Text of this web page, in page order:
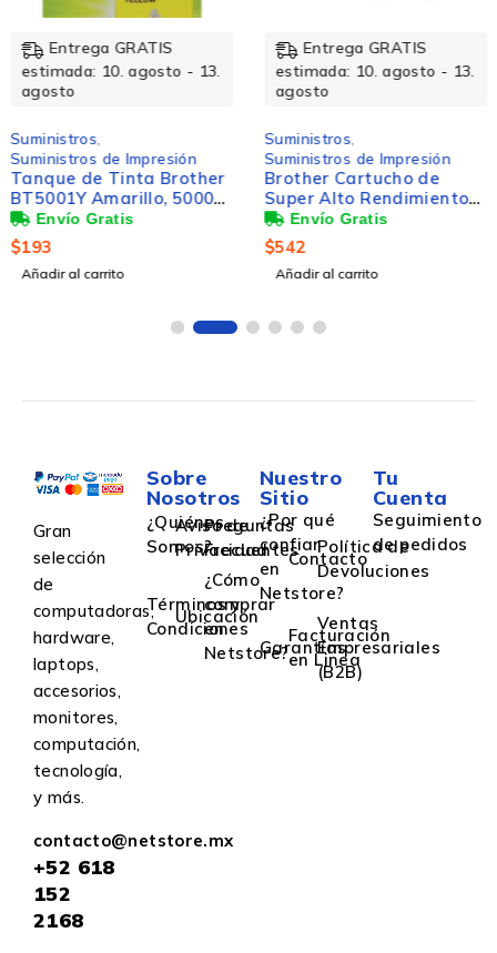
Entrega GRATIS
estimada: 10. agosto - 13.
agosto
Suministros
Suministros de Impresión
Tanque de Tinta Brother
BT5001Y Amarillo, 5000
Páginas
$193
Añadir al carrito
Entrega GRATIS
estimada: 10. agosto - 13.
agosto
Suministros
Suministros de Impresión
Brother Cartucho de
Super Alto Rendimiento
LC-3019M Magenta, 1500
Páginas
$542
Añadir al carrito
Gran
selección
de
computadoras,
hardware,
laptops,
accesorios,
monitores,
computación,
tecnología,
y más.
contacto@netstore.mx
+52 618
152
2168
Sobre
Nosotros
¿Quiénes
Somos?
Aviso de
Privacidad
Preguntas
Frecuentes
Términos y
Condiciones
Ubicación
¿Cómo
comprar
en
Netstore?
Nuestro
Sitio
¿Por qué
confiar
en
Netstore?
Contacto
Política de
Devoluciones
Garantías
Facturación
en Linea
Ventas
Empresariales
(B2B)
Tu
Cuenta
Seguimiento
de pedidos